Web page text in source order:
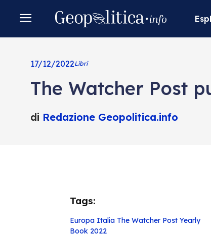
17/12/2022Libri
The Watcher Post
di Redazione Geopolitica.info
Tags:
Europa Italia The Watcher Post Yearly
Book 2022